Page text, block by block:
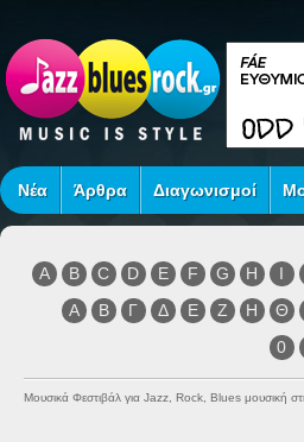
Νέα Άρθρα Διαγωνισμοί
A B C D E F G H I
Α
Β Γ Δ Ε Ζ Η Θ
0
Μουσικά Φεστιβάλ για Jazz, Rock, Blues μουσική